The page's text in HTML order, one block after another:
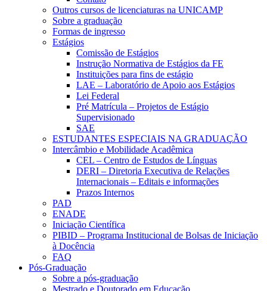
Outros cursos de licenciaturas na UNICAMP
Sobre a graduação
Formas de ingresso
Estágios
Comissão de Estágios
Instrução Normativa de Estágios da FE
Instituições para fins de estágio
LAE – Laboratório de Apoio aos Estágios
Lei Federal
Pré Matrícula – Projetos de Estágio
Supervisionado
SAE
ESTUDANTES ESPECIAIS NA GRADUAÇÃO
Intercâmbio e Mobilidade Acadêmica
CEL – Centro de Estudos de Línguas
DERI – Diretoria Executiva de Relações
Internacionais – Editais e informações
Prazos Internos
PAD
ENADE
Iniciação Científica
PIBID – Programa Institucional de Bolsas de Iniciação
à Docência
FAQ
Pós-Graduação
Sobre a pós-graduação
Mestrado e Doutorado em Educação